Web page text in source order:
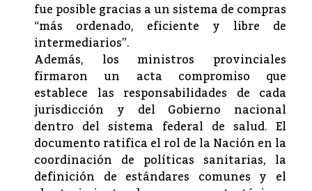
fue posible gracias a un sistema de compras
“más ordenado, eficiente y libre de
intermediarios”.
Además, los ministros provinciales
firmaron un acta compromiso que
establece las responsabilidades de cada
jurisdicción y del Gobierno nacional
dentro del sistema federal de salud. El
documento ratifica el rol de la Nación en la
coordinación de políticas sanitarias, la
definición de estándares comunes y el